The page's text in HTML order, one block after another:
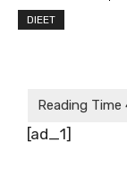
DIEET
[ad_1]